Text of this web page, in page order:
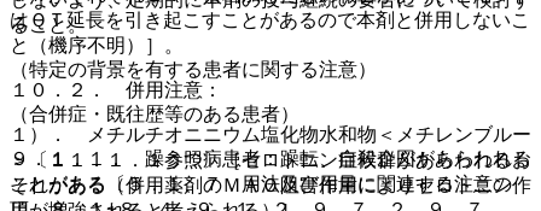
はＱＴ延長を引き起こすことがあるので本剤と併用しないこ
と（機序不明）］。
１０．２． 併用注意：
１）． メチルチオニニウム塩化物水和物＜メチレンブルー
＞〔１１．１．１参照〕［セロトニン症候群があらわれるお
それがある（併用薬剤のＭＡＯ阻害作用によりセロトニン作
ること。
（特定の背景を有する患者に関する注意）
（合併症・既往歴等のある患者）
９．１．１． 躁うつ病患者：躁転、自殺企図があらわれる
ことがある〔５．１、７．用法及び用量に関連する注意の